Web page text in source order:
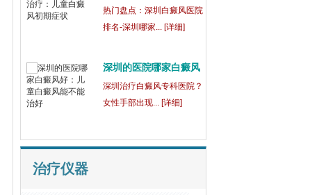
热门盘点：深圳白癜风医院
排名-深圳哪家... [详细]
深圳的医院哪家白癜风
深圳治疗白癜风专科医院？
女性手部出现... [详细]
治疗仪器